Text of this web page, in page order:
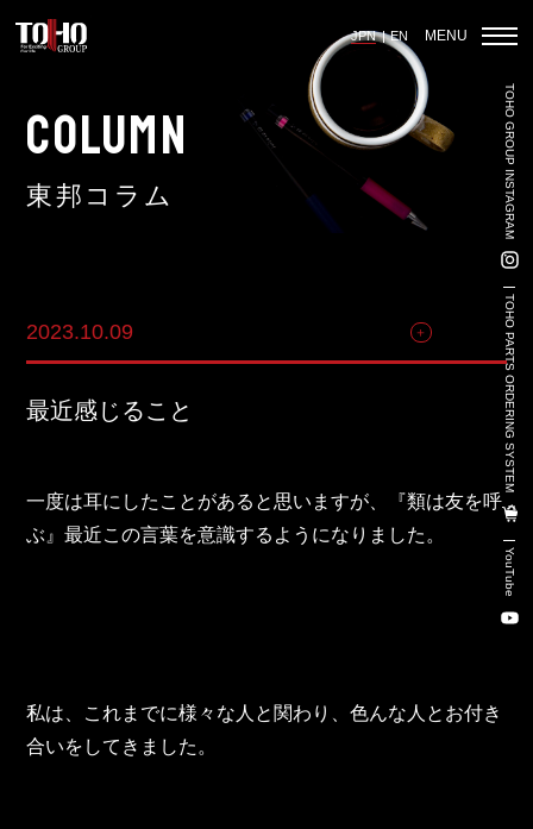
JPN EN MENU
中古車販売事業
輸出入事業
新卒・キャリア採用コンサルティング事業
株式会社 東邦ホールディングス
TOHO GROUP INSTAGRAM
TOHO PARTS ORDERING SYSTEM
YouTube
COLUMN
東邦コラム
2023.10.09 その他
最近感じること
一度は耳にしたことがあると思いますが、『類は友を呼
ぶ』最近この言葉を意識するようになりました。
私は、これまでに様々な人と関わり、色んな人とお付き
合いをしてきました。